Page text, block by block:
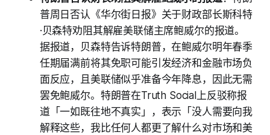
普周日否认《华尔街日报》关于财政部长斯科特
·贝森特劝阻其解雇美联储主席鲍威尔的报道。
据报道，贝森特告诉特朗普，在鲍威尔明年春季
任期届满前将其免职可能引发经济和金融市场负
面反应，且美联储似乎准备今年降息，因此无需
罢免鲍威尔。特朗普在Truth Social上反驳称报
道「一如既往地不真实」，表示「没人需要向我
解释这些，我比任何人都更了解什么对市场和美